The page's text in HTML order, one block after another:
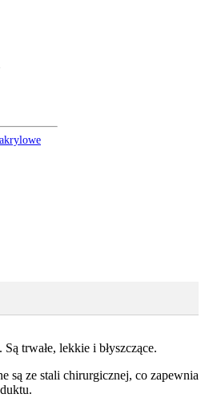
trwałe, lekkie i błyszczące.
są ze stali chirurgicznej, co zapewnia